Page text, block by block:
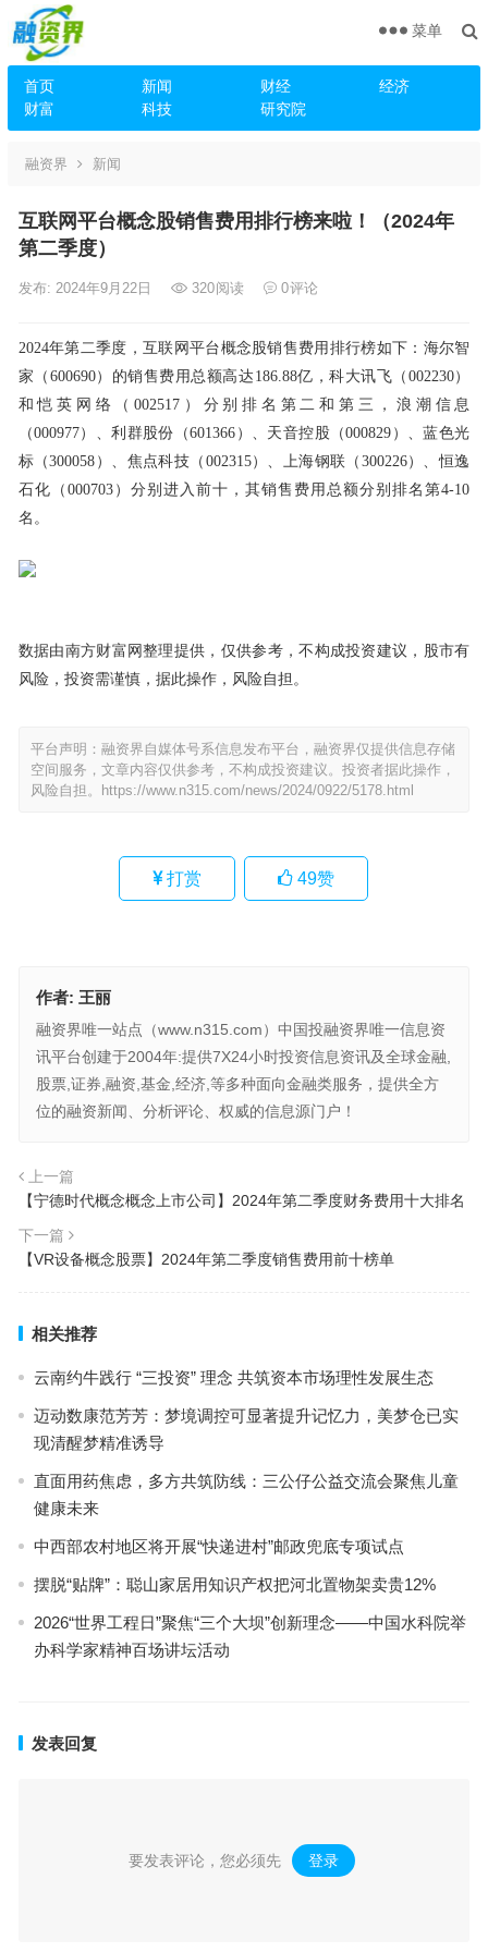
首页 新闻 财经
经济
财富
科技 研究院
菜单
融资界 新闻
互联网平台概念股销售费用排行榜来啦！（2024年
第二季度）
发布: 2024年9月22日 320阅读 0评论
2024年第二季度，互联网平台概念股销售费用排行榜如下：海尔智
家（600690）的销售费用总额高达186.88亿，科大讯飞（002230）
和恺英网络（002517）分别排名第二和第三，浪潮信息
（000977）、利群股份（601366）、天音控股（000829）、蓝色光
标（300058）、焦点科技（002315）、上海钢联（300226）、恒逸
石化（000703）分别进入前十，其销售费用总额分别排名第4-10
名。
数据由南方财富网整理提供，仅供参考，不构成投资建议，股市有
风险，投资需谨慎，据此操作，风险自担。
平台声明：融资界自媒体号系信息发布平台，融资界仅提供信息存储
空间服务，文章内容仅供参考，不构成投资建议。投资者据此操作，
风险自担。
https://www.n315.com/news/2024/0922/5178.html
打赏 49赞
作者: 王丽
融资界唯一站点（www.n315.com）中国投融资界唯一信息资
讯平台创建于2004年:提供7X24小时投资信息资讯及全球金融,
股票,证券,融资,基金,经济,等多种面向金融类服务，提供全方
位的融资新闻、分析评论、权威的信息源门户！
上一篇
【宁德时代概念概念上市公司】2024年第二季度财务费用十大排名
下一篇
【VR设备概念股票】2024年第二季度销售费用前十榜单
相关推荐
云南约牛践行 “三投资” 理念 共筑资本市场理性发展生态
迈动数康范芳芳：梦境调控可显著提升记忆力，美梦仓已实
现清醒梦精准诱导
直面用药焦虑，多方共筑防线：三公仔公益交流会聚焦儿童
健康未来
中西部农村地区将开展“快递进村”邮政兜底专项试点
摆脱“贴牌”：聪山家居用知识产权把河北置物架卖贵12%
2026“世界工程日”聚焦“三个大坝”创新理念——中国水科院举
办科学家精神百场讲坛活动
发表回复
要发表评论，您必须先 登录 。